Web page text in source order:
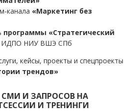
канала «Маркетинг без
программы «Стратегический
ИДПО НИУ ВШЭ СПб
кейсы, проекты и спецпроекты
трендов»
И ЗАПРОСОВ НА
И ТРЕНИНГИ